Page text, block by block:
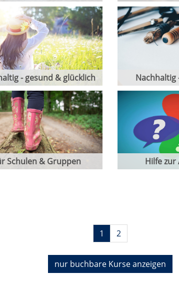
- gesund & glücklich Nachhaltig
Schulen & Gruppen Hilfe zur
1 2
nur buchbareKurse anzeigen